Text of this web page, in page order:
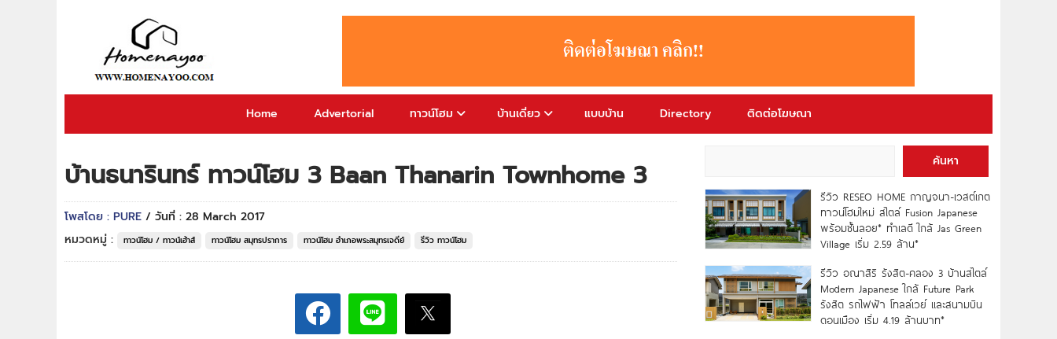
Home Advertorial ทาวน์โฮม บ้านเดี่ยว แบบบ้าน Directory ติดต่อโฆษณา
บ้านธนารินทร์ ทาวน์โฮม 3 Baan Thanarin Townhome 3
โพสโดย : PURE / วันที่ : 28 March 2017
หมวดหมู่ :
ทาวน์โฮม / ทาวน์เฮ้าส์ ทาวน์โฮม สมุทรปราการ ทาวน์โฮม อำเภอพระสมุทรเจดีย์ รีวิว ทาวน์โฮม
ค้นหา
รีวิว RESEO HOME กาญจนา-เวสต์เกต
ทาวน์โฮมใหม่ สไตล์ Fusion Japanese
พร้อมชั้นลอย* ทำเลดี ใกล้ Jas Green
Village เริ่ม 2.59 ล้าน*
รีวิว อณาสิริ รังสิต-คลอง 3 บ้านสไตล์
Modern Japanese ใกล้ Future Park
รังสิต รถไฟฟ้า โทลล์เวย์ และสนามบิน
ดอนเมือง เริ่ม 4.19 ล้านบาท*